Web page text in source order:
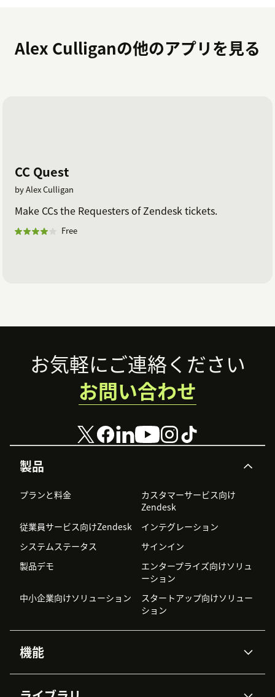
Alex Culliganの他のアプリを見る
CC Quest
by Alex Culligan
Make CCs the Requesters of Zendesk tickets.
Free
Footer
製品
プランと料金
カスタマーサービス向け
Zendesk
従業員サービス向けZendesk
インテグレーション
システムステータス
サインイン
製品デモ
エンタープライズ向けソリュ
ーション
中小企業向けソリューション
スタートアップ向けソリュー
ション
機能
お気軽にご連絡ください
お問い合わせ